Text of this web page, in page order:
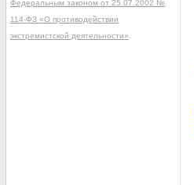
Федеральным законом от 25.07.2002 №
114-ФЗ «О противодействии
экстремистской деятельности»